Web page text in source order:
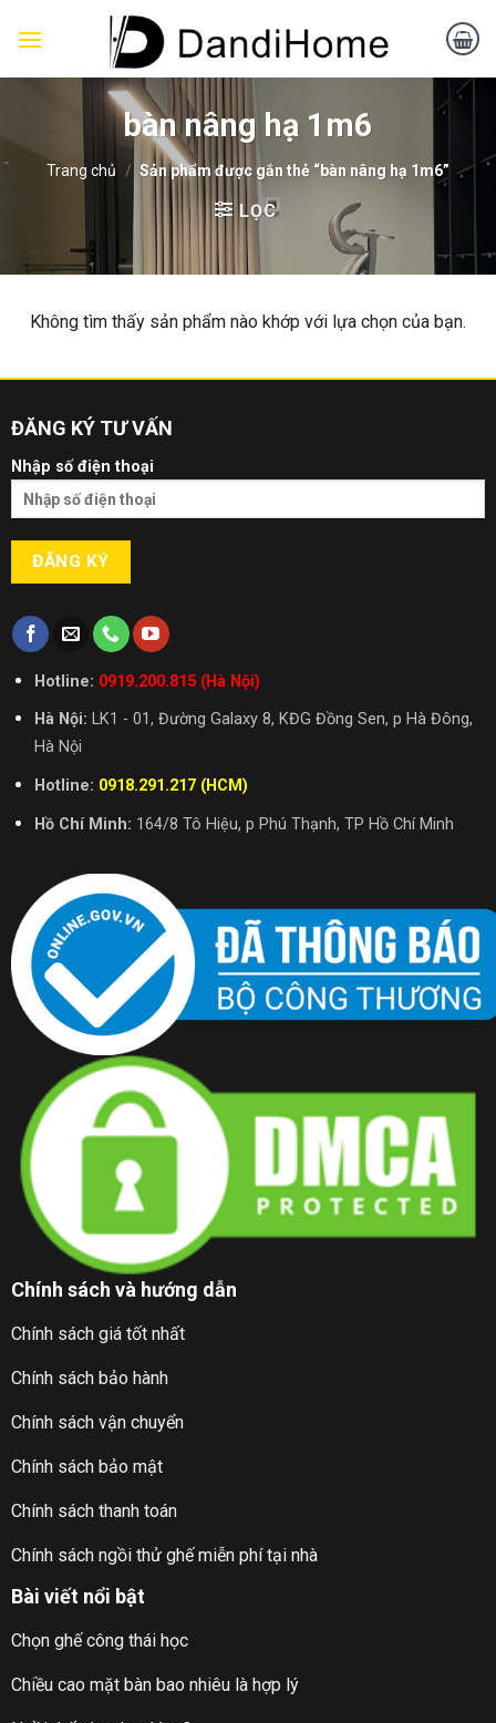
bàn nâng hạ 1m6
Trang chủ / Sản phẩm được gắn thẻ “bàn nâng hạ 1m6”
LỌC
Không tìm thấy sản phẩm nào khớp với lựa chọn của bạn.
ĐĂNG KÝ TƯ VẤN
Nhập số điện thoại
Hotline: 0919.200.815 (Hà Nội)
Hà Nội: LK1 - 01, Đường Galaxy 8, KĐG Đồng Sen, p Hà Đông,
Hà Nội
Hotline: 0918.291.217 (HCM)
Hồ Chí Minh: 164/8 Tô Hiệu, p Phú Thạnh, TP Hồ Chí Minh
Chính sách và hướng dẫn
Chính sách giá tốt nhất
Chính sách bảo hành
Chính sách vận chuyển
Chính sách bảo mật
Chính sách thanh toán
Chính sách ngồi thử ghế miễn phí tại nhà
Bài viết nổi bật
Chọn ghế công thái học
Chiều cao mặt bàn bao nhiêu là hợp lý